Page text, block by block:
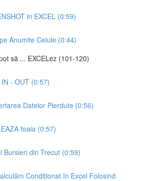
in EXCEL (0:59)
Anumite Celule (0:44)
să ... EXCELez (101-120)
- OUT (0:57)
Datelor Pierdute (0:56)
foaia (0:57)
Bursieri din Trecut (0:59)
Condiționat în Excel Folosind